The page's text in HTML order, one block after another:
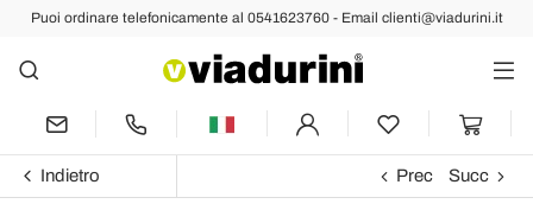
Puoi ordinare telefonicamente al 0541623760 - Email clienti@viadurini.it
Indietro Prec Succ